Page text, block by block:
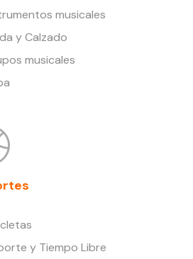
musicales
y Calzado
musicales
y Tiempo Libre